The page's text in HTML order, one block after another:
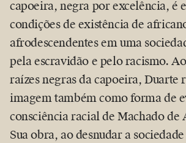
capoeira, negra por excelência, é
condições de existência de
afrodescendentes em uma
pela escravidão e pelo racismo.
raízes negras da capoeira, Duarte
imagem também como forma de
consciência racial de Machado de
Sua obra, ao desnudar a